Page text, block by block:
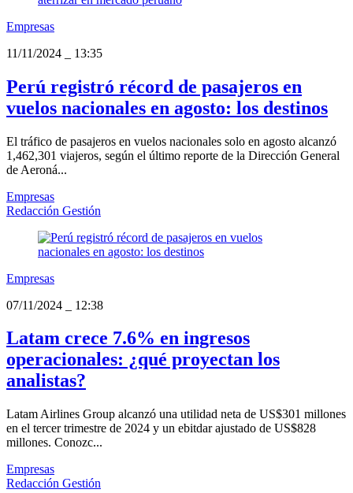
Empresas
11/11/2024
13:35
Perú registró récord de pasajeros en
vuelos nacionales en agosto: los destinos
El tráfico de pasajeros en vuelos nacionales solo en agosto alcanzó
1,462,301 viajeros, según el último reporte de la Dirección General
de Aeroná...
Empresas
Redacción Gestión
Empresas
07/11/2024
12:38
Latam crece 7.6% en ingresos
operacionales: ¿qué proyectan los
analistas?
Latam Airlines Group alcanzó una utilidad neta de US$301 millones
en el tercer trimestre de 2024 y un ebitdar ajustado de US$828
millones. Conozc...
Empresas
Redacción Gestión